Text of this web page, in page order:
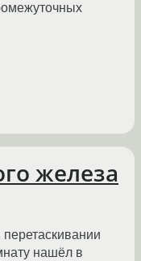
железа
нашёл в